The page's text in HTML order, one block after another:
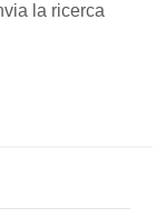
la ricerca